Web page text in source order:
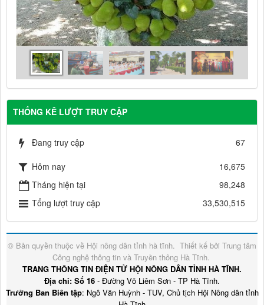
THỐNG KÊ LƯỢT TRUY CẬP
Đang truy cập 67
Hôm nay
16,675
Tháng hiện tại
98,248
Tổng lượt truy cập
33,530,515
© Bản quyền thuộc về Hội nông dân tỉnh hà tĩnh. Thiết kế bởi Trung tâm
Công nghệ thông tin và Truyền thông Hà Tĩnh.
TRANG THÔNG TIN ĐIỆN TỬ HỘI NÔNG DÂN TỈNH HÀ TĨNH.
Địa chỉ: Số 16 - Đường Võ Liêm Sơn - TP Hà Tĩnh.
Trưởng Ban Biên tập: Ngô Văn Huỳnh - TUV, Chủ tịch Hội Nông dân tỉnh